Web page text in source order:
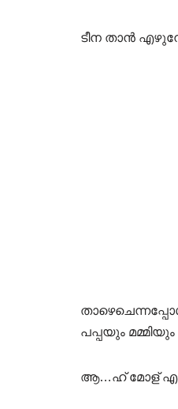
ടീന താൻ
പപ്പയും
ആ…ഹ് മോള്